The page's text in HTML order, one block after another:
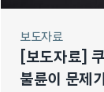
보도자료
[보도자료]
불륜이 문제